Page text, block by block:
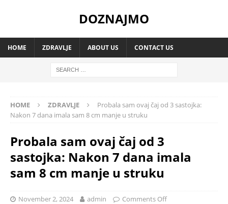
DOZNAJMO
HOME ZDRAVLJE ABOUT US CONTACT US
HOME ZDRAVLJE
Probala sam ovaj čaj od 3 sastojka:
Nakon 7 dana imala sam 8 cm manje u struku
Probala sam ovaj čaj od 3
sastojka: Nakon 7 dana imala
sam 8 cm manje u struku
November 2, 2024 admin Comments Off